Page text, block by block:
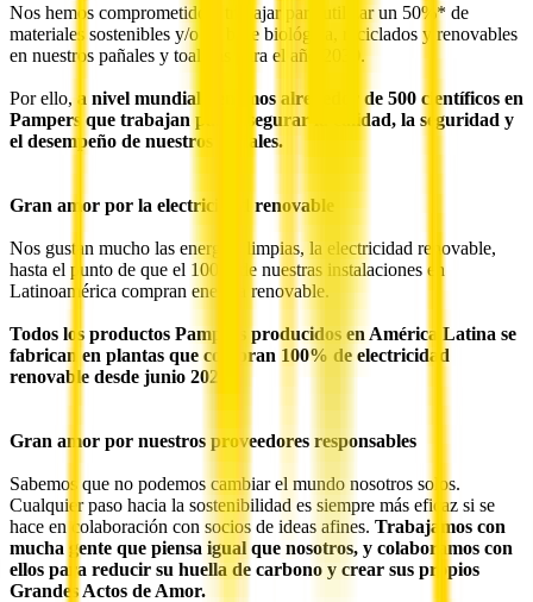
Nos hemos comprometido a trabajar para utilizar un 50%* de
materiales sostenibles y/o de base biológica, reciclados y renovables
en nuestros pañales y toallitas para el año 2030.
Por ello, a nivel mundial, tenemos alrededor de 500 científicos en
Pampers que trabajan para asegurar la calidad, la seguridad y
el desempeño de nuestros pañales.
Gran amor por la electricidad renovable
Nos gustan mucho las energías limpias, la electricidad renovable,
hasta el punto de que el 100% de nuestras instalaciones en
Latinoamérica compran energía renovable.
Todos los productos Pampers producidos en América Latina se
fabrican en plantas que compran 100% de electricidad
renovable desde junio 2021
Gran amor por nuestros proveedores responsables
Sabemos que no podemos cambiar el mundo nosotros solos.
Cualquier paso hacia la sostenibilidad es siempre más eficaz si se
hace en colaboración con socios de ideas afines. Trabajamos con
mucha gente que piensa igual que nosotros, y colaboramos con
ellos para reducir su huella de carbono y crear sus propios
Grandes Actos de Amor.